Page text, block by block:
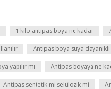
1 kilo antipas boya ne kadar
Antipas boya suya dayanıklı
yapılır mı Antipas boyaya ne
Antipas sentetik mi selülozik mi